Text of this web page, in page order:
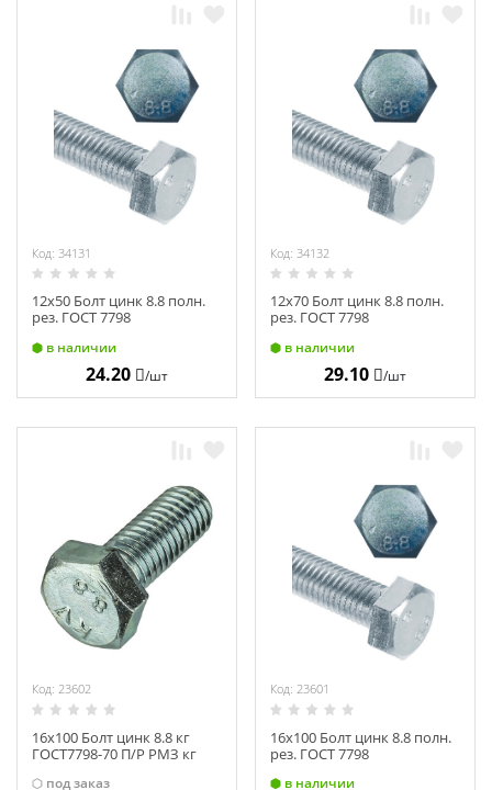
Код: 34131
12х50 Болт цинк 8.8 полн.
рез. ГОСТ 7798
в наличии
24.20 /шт
Код: 34132
12х70 Болт цинк 8.8 полн.
рез. ГОСТ 7798
в наличии
29.10 /шт
Код: 23602
16х100 Болт цинк 8.8 кг
ГОСТ7798-70 П/Р РМЗ кг
под заказ
Код: 23601
16х100 Болт цинк 8.8 полн.
рез. ГОСТ 7798
в наличии